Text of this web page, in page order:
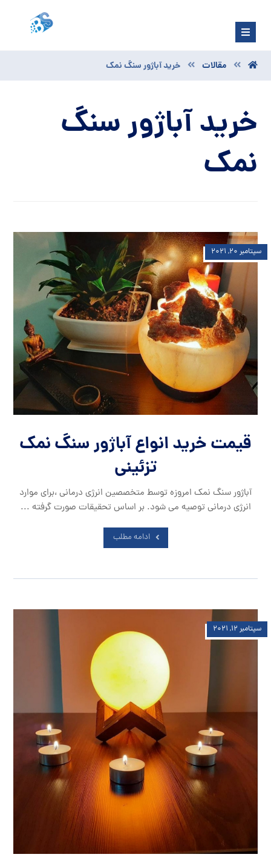
مقالات خرید آباژور سنگ نمک
خرید آباژور سنگ
نمک
قیمت خرید انواع آباژور سنگ نمک
تزئینی
سپتامبر ۲۰, ۲۰۲۱
آباژور سنگ نمک امروزه توسط متخصصین انرژی درمانی ،برای موارد
انرژی درمانی توصیه می شود. بر اساس تحقیقات صورت گرفته ...
ادامه مطلب
سپتامبر ۱۲, ۲۰۲۱